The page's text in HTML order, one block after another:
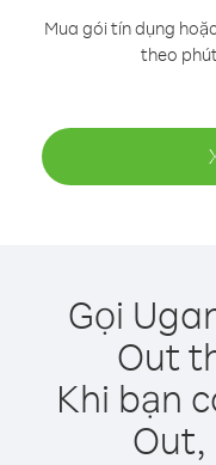
Mua gói tín dụng
theo
Gọi
Out
Khi bạn
Out,